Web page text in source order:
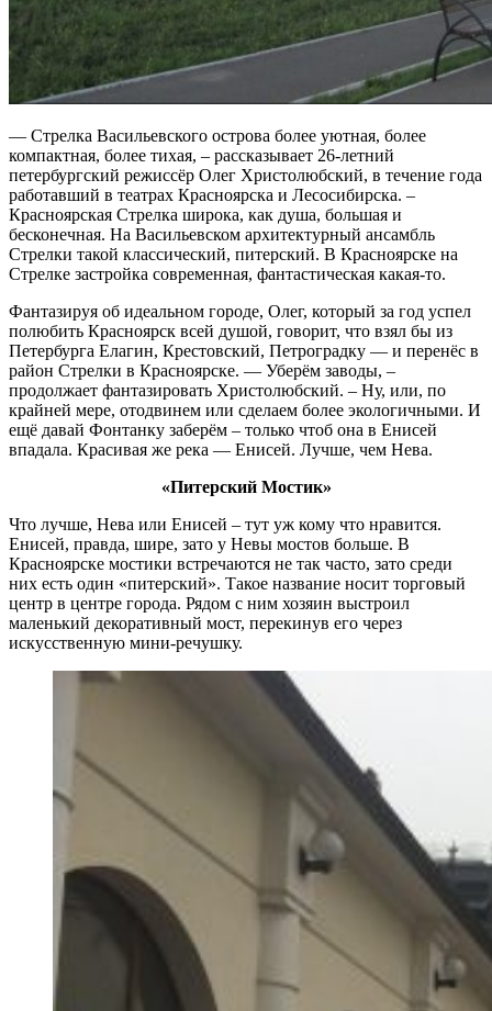
— Стрелка Васильевского острова более уютная, более
компактная, более тихая, – рассказывает 26-летний
петербургский режиссёр Олег Христолюбский, в течение года
работавший в театрах Красноярска и Лесосибирска. –
Красноярская Стрелка широка, как душа, большая и
бесконечная. На Васильевском архитектурный ансамбль
Стрелки такой классический, питерский. В Красноярске на
Стрелке застройка современная, фантастическая какая-то.
Фантазируя об идеальном городе, Олег, который за год успел
полюбить Красноярск всей душой, говорит, что взял бы из
Петербурга Елагин, Крестовский, Петроградку — и перенёс в
район Стрелки в Красноярске. — Уберём заводы, –
продолжает фантазировать Христолюбский. – Ну, или, по
крайней мере, отодвинем или сделаем более экологичными. И
ещё давай Фонтанку заберём – только чтоб она в Енисей
впадала. Красивая же река — Енисей. Лучше, чем Нева.
«Питерский Мостик»
Что лучше, Нева или Енисей – тут уж кому что нравится.
Енисей, правда, шире, зато у Невы мостов больше. В
Красноярске мостики встречаются не так часто, зато среди
них есть один «питерский». Такое название носит торговый
центр в центре города. Рядом с ним хозяин выстроил
маленький декоративный мост, перекинув его через
искусственную мини-речушку.